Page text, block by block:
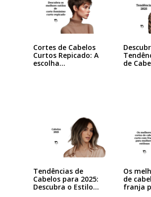
Cortes de Cabelos
Curtos Repicado: A
escolha…
de
Tendências de
Cabelos para 2025:
Descubra o Estilo…
Os
de
franja